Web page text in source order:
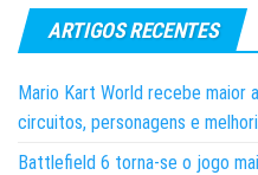
ARTIGOS RECENTES
Mario Kart World recebe maior
circuitos, personagens e
Battlefield 6 torna-se o jogo